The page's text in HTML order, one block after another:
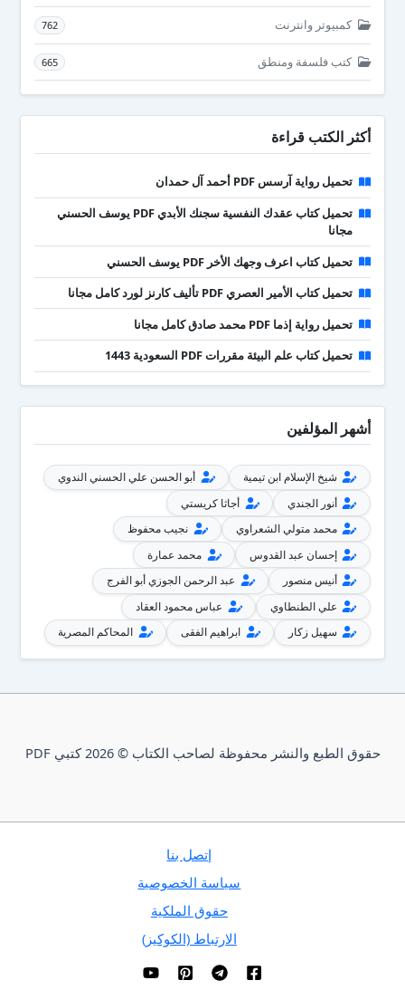
كمبيوتر وانترنت 762
كتب فلسفة ومنطق 665
أكثر الكتب قراءة
تحميل رواية آرسس PDF أحمد آل حمدان
تحميل كتاب عقدك النفسية سجنك الأبدي PDF يوسف الحسني
مجانا
تحميل كتاب اعرف وجهك الأخر PDF يوسف الحسني
تحميل كتاب الأمير العصري PDF تأليف كارنز لورد كامل مجانا
تحميل رواية إذما PDF محمد صادق كامل مجانا
تحميل كتاب علم البيئة مقررات PDF السعودية 1443
أشهر المؤلفين
شيخ الإسلام ابن تيمية
أبو الحسن علي الحسني الندوي
أنور الجندي
أجاثا كريستي
محمد متولي الشعراوي
نجيب محفوظ
إحسان عبد القدوس
محمد عمارة
أنيس منصور
عبد الرحمن الجوزي أبو الفرج
علي الطنطاوي
عباس محمود العقاد
سهيل زكار
ابراهيم الفقى المحاكم المصرية
حقوق الطبع والنشر محفوظة لصاحب الكتاب © 2026 كتبي PDF
إتصل بنا
سياسة الخصوصية
حقوق الملكية
الارتباط (الكوكيز)